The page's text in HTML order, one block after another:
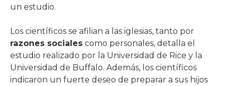
un estudio.
Los científicos se afilian a las iglesias, tanto por
razones sociales como personales, detalla el
estudio realizado por la Universidad de Rice y la
Universidad de Buffalo. Además, los científicos
indicaron un fuerte deseo de preparar a sus hijos